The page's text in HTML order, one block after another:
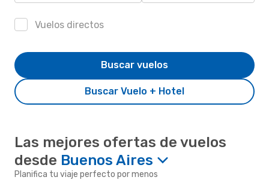
Vuelos directos
Buscar Vuelo + Hotel
Buscar vuelos
Las mejores ofertas de vuelos
desde Buenos Aires
Planifica tu viaje perfecto por menos